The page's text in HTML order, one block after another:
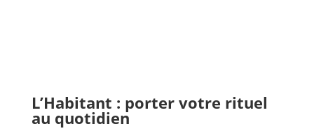
L’Habitant : porter votre rituel
au quotidien